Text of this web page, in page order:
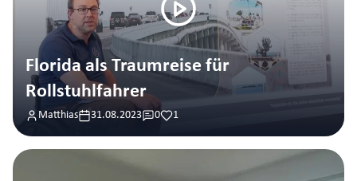
Florida als Traumreise für
Rollstuhlfahrer
Matthias 31.08.2023 0 1